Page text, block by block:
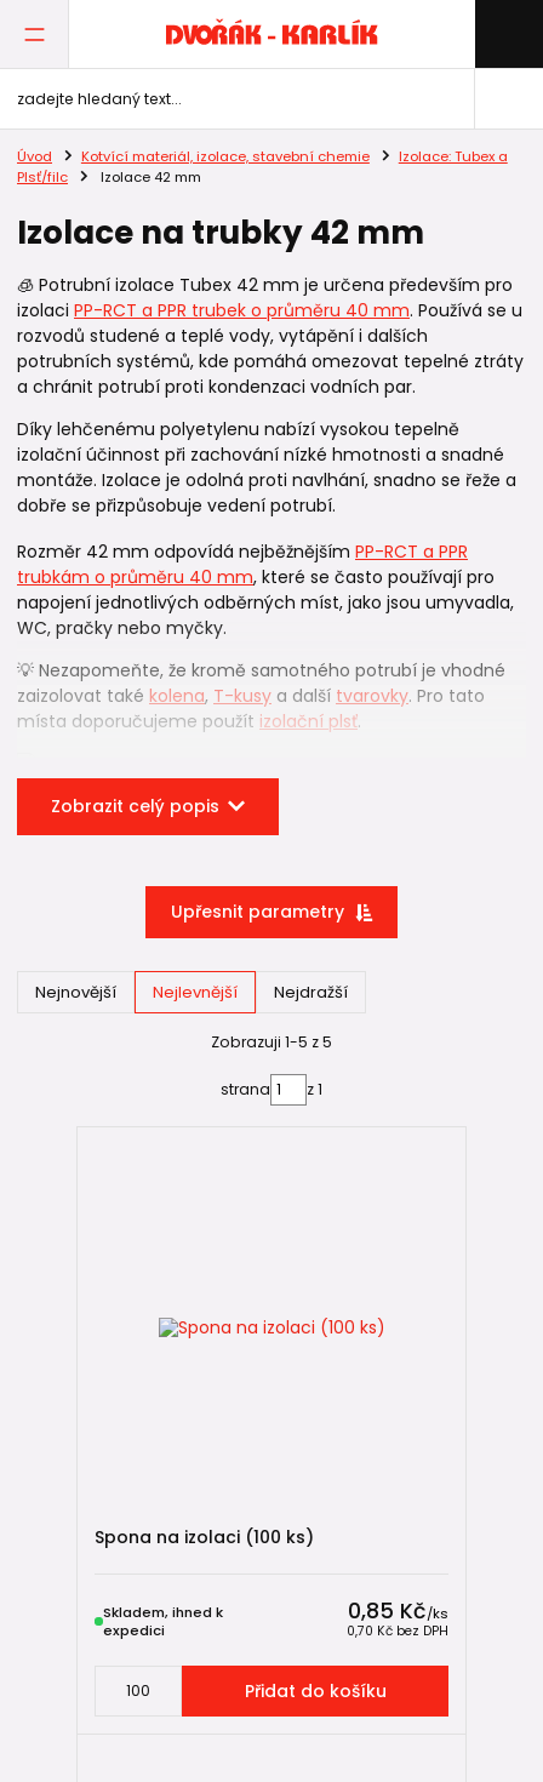
Úvod Kotvící materiál, izolace, stavební chemie
Izolace: Tubex a
Plsť/filc
Izolace 42 mm
Izolace na trubky 42 mm
🧊 Potrubní izolace Tubex 42 mm je určena především pro
izolaci PP-RCT a PPR trubek o průměru 40 mm. Používá se u
rozvodů studené a teplé vody, vytápění i dalších
potrubních systémů, kde pomáhá omezovat tepelné ztráty
a chránit potrubí proti kondenzaci vodních par.
Díky lehčenému polyetylenu nabízí vysokou tepelně
izolační účinnost při zachování nízké hmotnosti a snadné
montáže. Izolace je odolná proti navlhání, snadno se řeže a
dobře se přizpůsobuje vedení potrubí.
Rozměr 42 mm odpovídá nejběžnějším PP-RCT a PPR
trubkám o průměru 40 mm, které se často používají pro
napojení jednotlivých odběrných míst, jako jsou umyvadla,
WC, pračky nebo myčky.
💡 Nezapomeňte, že kromě samotného potrubí je vhodné
zaizolovat také kolena, T-kusy a další tvarovky. Pro tato
místa doporučujeme použít izolační plsť.
📐 Jakou tloušťku izolace zvolit?
Vhodná pro:
základní ochranu proti kondenzaci
Nabízí velmi dobrý poměr mezi cenou, velikostí a tepelně
vyšší požadavky na omezení tepelných ztrát
Vhodná pro:
kotelny
technické provozy
Zobrazit celý popis
Upřesnit parametry
Nejnovější Nejlevnější Nejdražší
Zobrazuji 1-5 z 5
strana z 1
Spona na izolaci (100 ks)
0,85 Kč/ks
0,70 Kč bez DPH
Skladem, ihned k
expedici
Přidat do košíku